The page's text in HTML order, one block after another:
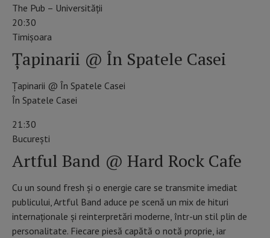
The Pub – Universității
20:30
Timişoara
Țapinarii @ În Spatele Casei
Țapinarii @ În Spatele Casei
În Spatele Casei
21:30
Bucureşti
Artful Band @ Hard Rock Cafe
Cu un sound fresh și o energie care se transmite imediat
publicului, Artful Band aduce pe scenă un mix de hituri
internaționale și reinterpretări moderne, într-un stil plin de
personalitate. Fiecare piesă capătă o notă proprie, iar